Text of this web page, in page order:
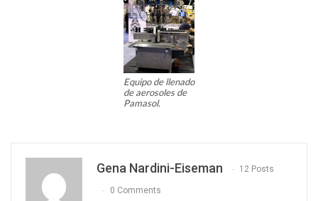
Equipo de llenado
de aerosoles de
Pamasol.
Gena Nardini-Eiseman 12 Posts
0 Comments